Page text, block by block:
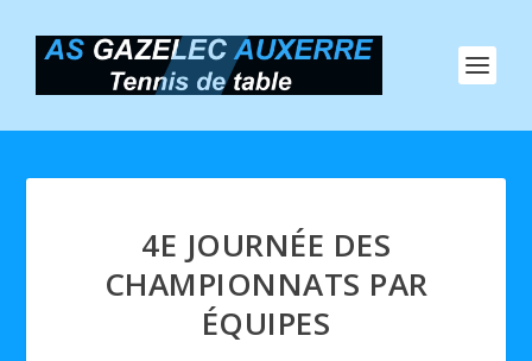
4E JOURNÉE DES
CHAMPIONNATS PAR
ÉQUIPES